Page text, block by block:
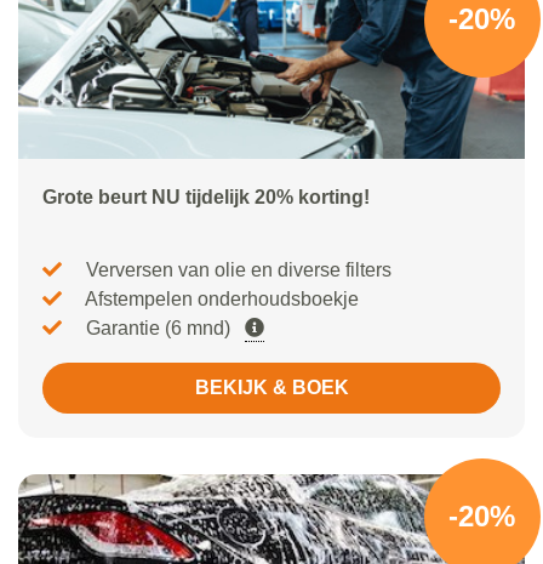
-20%
Grote beurt NU tijdelijk 20% korting!
Verversen van olie en diverse filters
Afstempelen onderhoudsboekje
Garantie (6 mnd)
BEKIJK & BOEK
-20%